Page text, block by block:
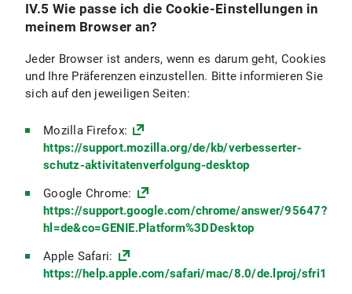
IV.5 Wie passe ich die Cookie-Einstellungen in
meinem Browser an?
Jeder Browser ist anders, wenn es darum geht, Cookies
und Ihre Präferenzen einzustellen. Bitte informieren Sie
sich auf den jeweiligen Seiten:
Mozilla Firefox:
https://support.mozilla.org/de/kb/verbesserter-
schutz-aktivitatenverfolgung-desktop
Google Chrome:
https://support.google.com/chrome/answer/95647?
hl=de&co=GENIE.Platform%3DDesktop
Apple Safari:
https://help.apple.com/safari/mac/8.0/de.lproj/